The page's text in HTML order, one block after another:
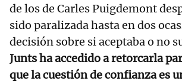
de los de Carles Puigdemont
sido paralizada hasta en dos
decisión sobre si aceptaba o no
Junts ha accedido a retorcarla
que la cuestión de confianza es